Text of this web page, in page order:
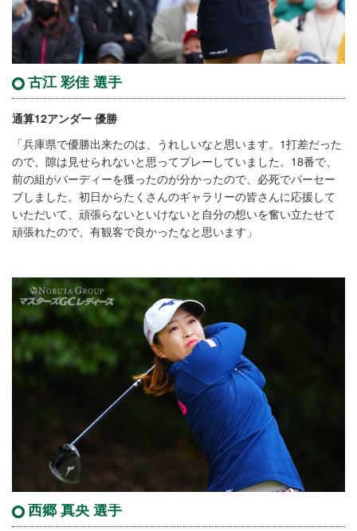
古江 彩佳 選手
通算12アンダー 優勝
「兵庫県で優勝出来たのは、うれしいなと思います。1打差だった
ので、隙は見せられないと思ってプレーしていました。18番で、
前の組がバーディーを獲ったのが分かったので、必死でパーセー
ブしました。初日からたくさんのギャラリーの皆さんに応援して
いただいて、頑張らないといけないと自分の想いを奮い立たせて
頑張れたので、有観客で良かったなと思います」
西郷 真央 選手